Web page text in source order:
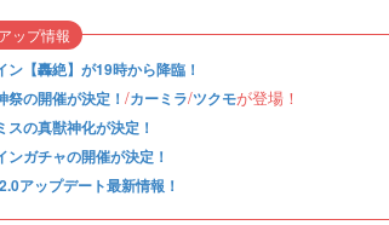
ン【轟絶】が19時から降臨！
祭の開催が決定！ /カーミラ/ツクモが登場！
スの真獣神化が決定！
ンガチャの開催が決定！
アップデート最新情報！
ップ情報